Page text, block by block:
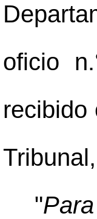
oficio
recibido
"